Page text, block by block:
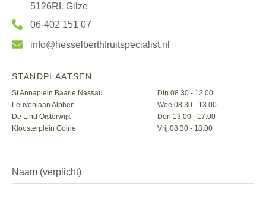
5126RL Gilze
06-402 151 07
info@hesselberthfruitspecialist.nl
STANDPLAATSEN
St Annaplein Baarle Nassau
Leuvenlaan Alphen
De Lind Oisterwijk
Kloosterplein Goirle
Din 08.30 - 12.00
Woe 08.30 - 13.00
Don 13.00 - 17.00
Vrij 08.30 - 18.00
Naam (verplicht)